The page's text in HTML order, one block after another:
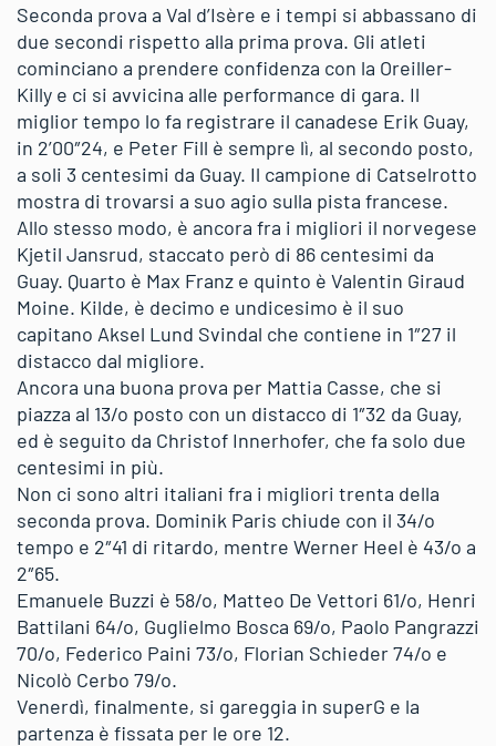
Seconda prova a Val d’Isère e i tempi si abbassano di
due secondi rispetto alla prima prova. Gli atleti
cominciano a prendere confidenza con la Oreiller-
Killy e ci si avvicina alle performance di gara. Il
miglior tempo lo fa registrare il canadese Erik Guay,
in 2’00″24, e Peter Fill è sempre lì, al secondo posto,
a soli 3 centesimi da Guay. Il campione di Catselrotto
mostra di trovarsi a suo agio sulla pista francese.
Allo stesso modo, è ancora fra i migliori il norvegese
Kjetil Jansrud, staccato però di 86 centesimi da
Guay. Quarto è Max Franz e quinto è Valentin Giraud
Moine. Kilde, è decimo e undicesimo è il suo
capitano Aksel Lund Svindal che contiene in 1″27 il
distacco dal migliore.
Ancora una buona prova per Mattia Casse, che si
piazza al 13/o posto con un distacco di 1″32 da Guay,
ed è seguito da Christof Innerhofer, che fa solo due
centesimi in più.
Non ci sono altri italiani fra i migliori trenta della
seconda prova. Dominik Paris chiude con il 34/o
tempo e 2″41 di ritardo, mentre Werner Heel è 43/o a
2″65.
Emanuele Buzzi è 58/o, Matteo De Vettori 61/o, Henri
Battilani 64/o, Guglielmo Bosca 69/o, Paolo Pangrazzi
70/o, Federico Paini 73/o, Florian Schieder 74/o e
Nicolò Cerbo 79/o.
Venerdì, finalmente, si gareggia in superG e la
partenza è fissata per le ore 12.